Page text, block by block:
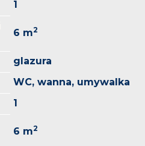
1
6 m2
glazura
WC, wanna, umywalka
1
6 m2